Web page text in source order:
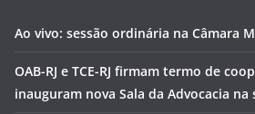
Ao vivo: sessão ordinária na Câmara
OAB-RJ e TCE-RJ firmam termo de
inauguram nova Sala da Advocacia